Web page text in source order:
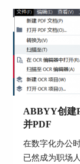
3、预处
别 ，不管是
式，它都能
体、字号、
特别方便。
ABBYY创建
并PDF
在数字化办公
已然成为职场